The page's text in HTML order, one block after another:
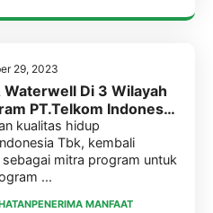
29, 2023
Di 3 Wilayah
PT.Telkom Indonesia
Kini Siap Digunakan
kualitas hidup
Tbk, kembali
mitra program untuk
...
PENERIMA MANFAAT